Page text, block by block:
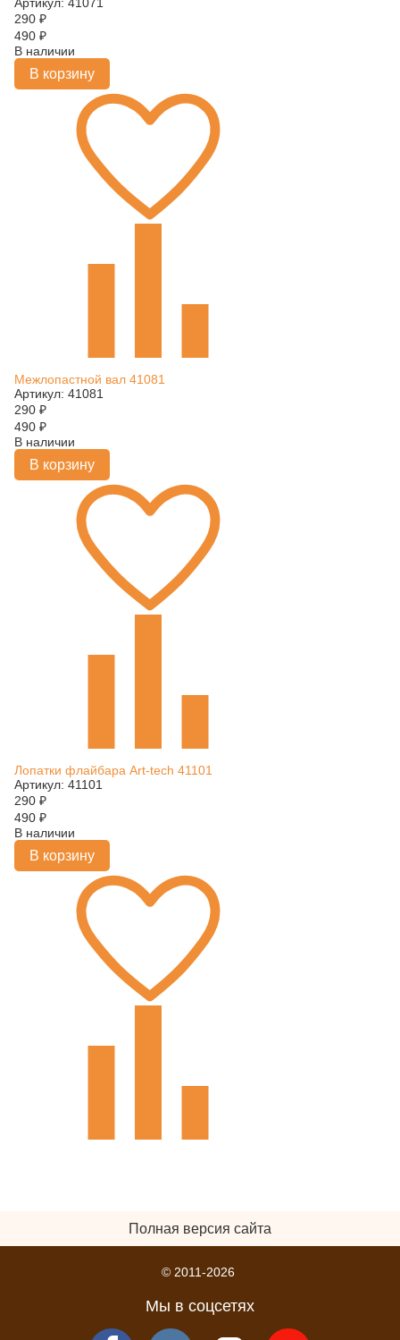
290 ₽
490 ₽
В наличии
В корзину
Межлопастной вал 41081
Артикул: 41081
290 ₽
490 ₽
В наличии
В корзину
Лопатки флайбара Art-tech 41101
Артикул: 41101
290 ₽
490 ₽
В наличии
В корзину
Полная версия сайта
© 2011-2026
Мы в соцсетях